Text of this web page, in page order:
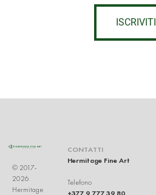
ISCRIVITI
© 2017-
2026
Hermitage
CONTATTI
Hermitage Fine Art
Telefono
+377 9 777 39 80